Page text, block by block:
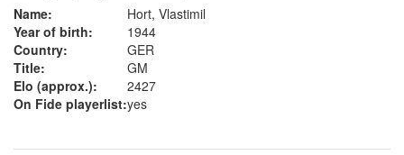
Name:
Hort, Vlastimil
Year of birth:
1944
Country:
GER
Title:
GM
Elo (approx.):
2427
On Fide playerlist:yes